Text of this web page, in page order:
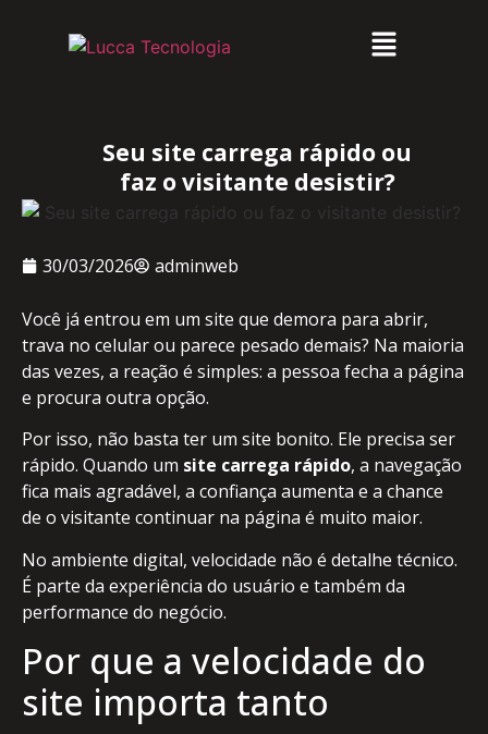
Seu site carrega rápido ou
faz o visitante desistir?
30/03/2026 adminweb
Você já entrou em um site que demora para abrir,
trava no celular ou parece pesado demais? Na maioria
das vezes, a reação é simples: a pessoa fecha a página
e procura outra opção.
Por isso, não basta ter um site bonito. Ele precisa ser
rápido. Quando um site carrega rápido, a navegação
fica mais agradável, a confiança aumenta e a chance
de o visitante continuar na página é muito maior.
No ambiente digital, velocidade não é detalhe técnico.
É parte da experiência do usuário e também da
performance do negócio.
Por que a velocidade do
site importa tanto